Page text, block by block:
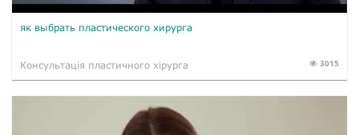
як выбрать пластического хирурга
Консультація пластичного хірурга 3015